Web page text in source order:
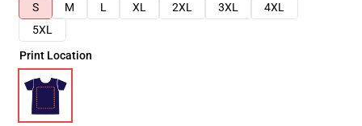
S
M L XL 2XL 3XL
4XL
5XL
Print Location